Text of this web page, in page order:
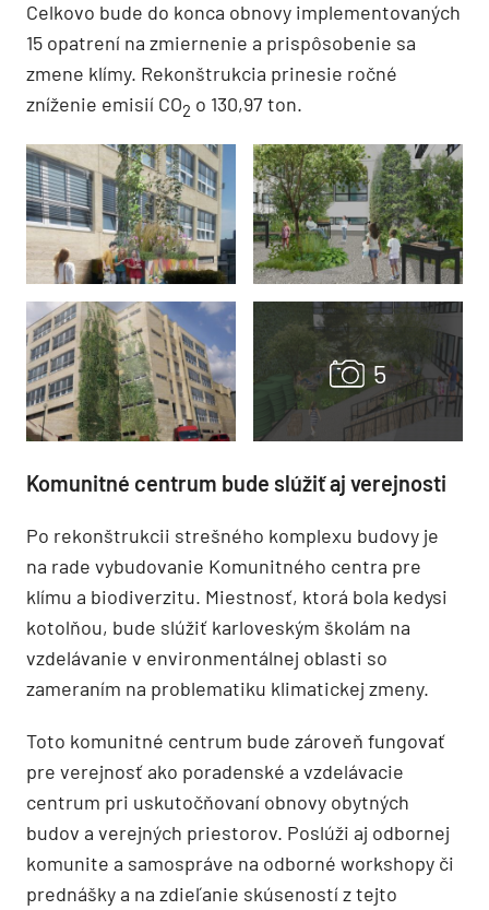
Celkovo bude do konca obnovy implementovaných
15 opatrení na zmiernenie a prispôsobenie sa
zmene klímy. Rekonštrukcia prinesie ročné
zníženie emisií CO2 o 130,97 ton.
Komunitné centrum bude slúžiť aj verejnosti
Po rekonštrukcii strešného komplexu budovy je
na rade vybudovanie Komunitného centra pre
klímu a biodiverzitu. Miestnosť, ktorá bola kedysi
kotolňou, bude slúžiť karloveským školám na
vzdelávanie v environmentálnej oblasti so
zameraním na problematiku klimatickej zmeny.
Toto komunitné centrum bude zároveň fungovať
pre verejnosť ako poradenské a vzdelávacie
centrum pri uskutočňovaní obnovy obytných
budov a verejných priestorov. Poslúži aj odbornej
komunite a samospráve na odborné workshopy či
prednášky a na zdieľanie skúseností z tejto